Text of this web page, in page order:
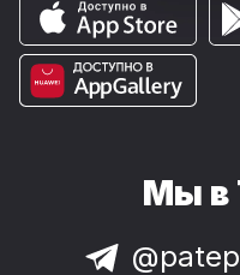
Мы в